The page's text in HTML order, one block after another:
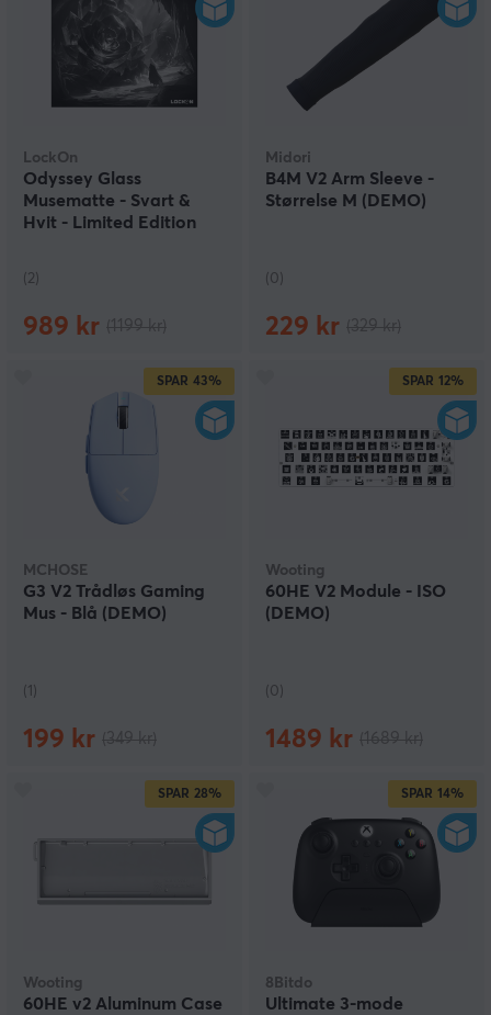
LockOn
Odyssey Glass
Musematte - Svart &
Hvit - Limited Edition
(2)
989 kr
Midori
B4M V2 Arm Sleeve -
Størrelse M (DEMO)
(0)
229 kr
SPAR 43%
MCHOSE
G3 V2 Trådløs Gaming
Mus - Blå (DEMO)
(1)
199 kr
SPAR 12%
Wooting
60HE V2 Module - ISO
(DEMO)
(0)
1489 kr
SPAR 28%
Wooting
60HE v2 Aluminum Case
SPAR 14%
8Bitdo
Ultimate 3-mode